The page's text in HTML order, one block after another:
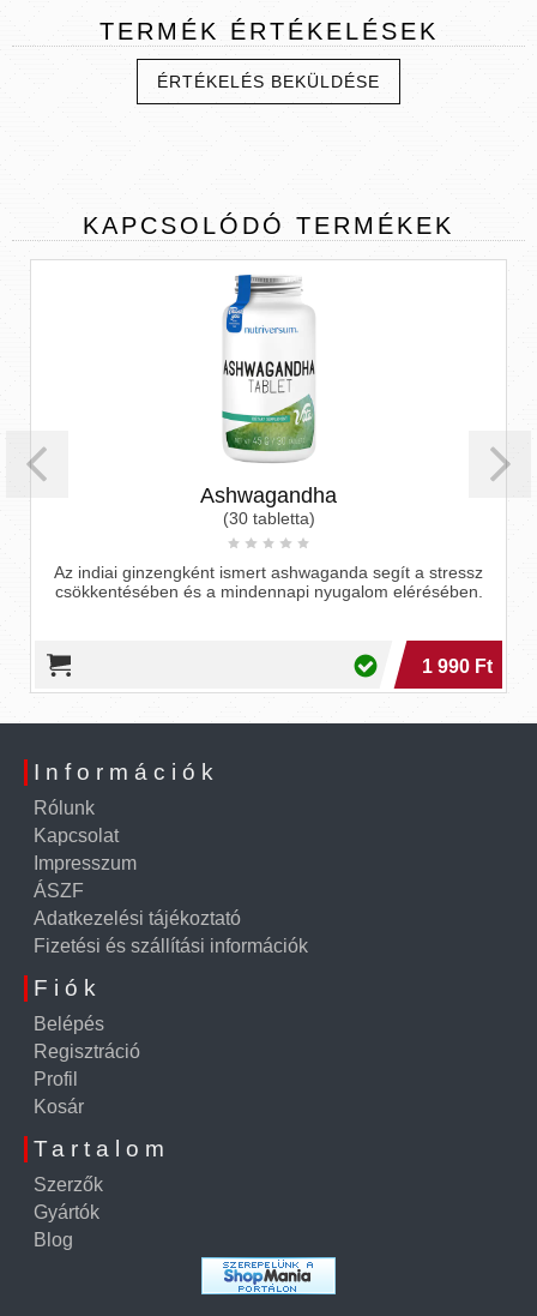
TERMÉK ÉRTÉKELÉSEK
ÉRTÉKELÉS BEKÜLDÉSE
KAPCSOLÓDÓ TERMÉKEK
Ashwagandha
(30 tabletta)
Az indiai ginzengként ismert ashwaganda segít a stressz
csökkentésében és a mindennapi nyugalom elérésében.
1 990 Ft
Információk
Rólunk
Kapcsolat
Impresszum
ÁSZF
Adatkezelési tájékoztató
Fizetési és szállítási információk
Fiók
Belépés
Regisztráció
Profil
Kosár
Tartalom
Szerzők
Gyártók
Blog